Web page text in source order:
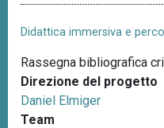
Didattica immersiva e
Rassegna bibliografica
Direzione del progetto
Daniel Elmiger
Team